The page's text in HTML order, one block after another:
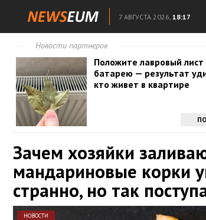
7 АВГУСТА 2026, 18:17
Новости партнеров
Положите лавровый лист
батарею — результат
кто живет в квартире
Зачем хозяйки
мандариновые корки
странно, но так
НОВОСТИ